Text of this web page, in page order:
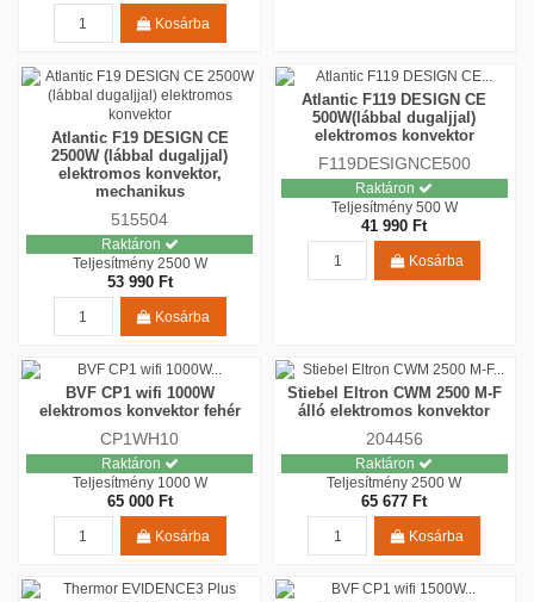
Kosárba
Atlantic F19 DESIGN CE
2500W (lábbal dugaljjal)
elektromos konvektor,
mechanikus
515504
Raktáron
Teljesítmény 2500 W
53 990 Ft
Kosárba
Atlantic F119 DESIGN CE
500W(lábbal dugaljjal)
elektromos konvektor
F119DESIGNCE500
Raktáron
Teljesítmény 500 W
41 990 Ft
Kosárba
BVF CP1 wifi 1000W
elektromos konvektor fehér
CP1WH10
Raktáron
Teljesítmény 1000 W
65 000 Ft
Kosárba
Stiebel Eltron CWM 2500 M-F
álló elektromos konvektor
204456
Raktáron
Teljesítmény2500 W
65 677 Ft
Kosárba